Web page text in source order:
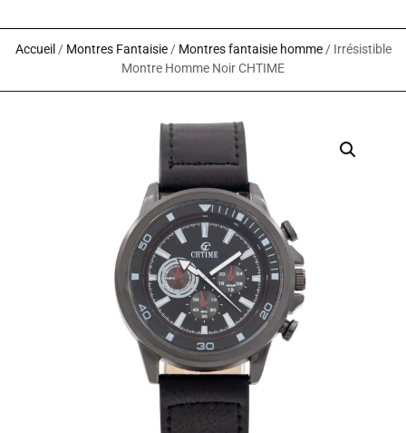
Accueil / Montres Fantaisie/ Montres fantaisie homme/ Irrésistible
Montre Homme Noir CHTIME